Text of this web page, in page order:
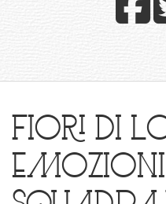
Fiori di